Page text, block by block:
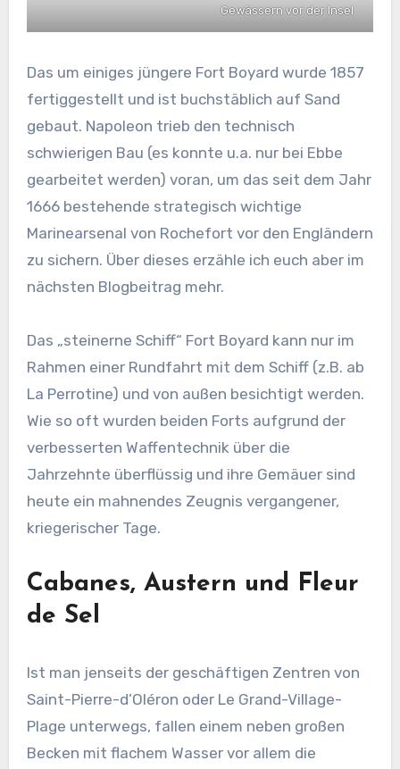
Gewässern vor der Insel
Das um einiges jüngere Fort Boyard wurde 1857
fertiggestellt und ist buchstäblich auf Sand
gebaut. Napoleon trieb den technisch
schwierigen Bau (es konnte u.a. nur bei Ebbe
gearbeitet werden) voran, um das seit dem Jahr
1666 bestehende strategisch wichtige
Marinearsenal von Rochefort vor den Engländern
zu sichern. Über dieses erzähle ich euch aber im
nächsten Blogbeitrag mehr.
Das „steinerne Schiff“ Fort Boyard kann nur im
Rahmen einer Rundfahrt mit dem Schiff (z.B. ab
La Perrotine) und von außen besichtigt werden.
Wie so oft wurden beiden Forts aufgrund der
verbesserten Waffentechnik über die
Jahrzehnte überflüssig und ihre Gemäuer sind
heute ein mahnendes Zeugnis vergangener,
kriegerischer Tage.
Cabanes, Austern und Fleur
de Sel
Ist man jenseits der geschäftigen Zentren von
Saint-Pierre-d’Oléron oder Le Grand-Village-
Plage unterwegs, fallen einem neben großen
Becken mit flachem Wasser vor allem die